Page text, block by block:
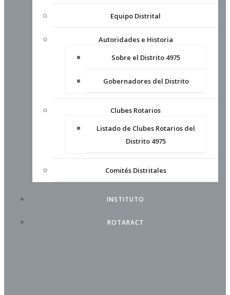
Equipo Distrital
Autoridades e Historia
Sobre el Distrito 4975
Gobernadores del Distrito
Clubes Rotarios
Listado de Clubes Rotarios del
Distrito 4975
Comités Distritales
INSTITUTO
ROTARACT